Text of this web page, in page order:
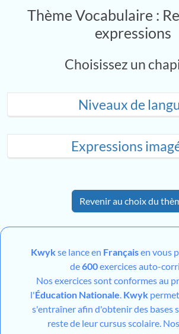
Thème Vocabulaire :
expressions
Choisissez un
Niveaux de
Expressions
Revenir au choix du
Kwykse lance en Françaisen vous
de600exercices auto-
Nos exercices sont conformes au
l'Éducation Nationale Kwyk
s'entraîner afin d'obtenir des bases
reste de leur cursus scolaire.